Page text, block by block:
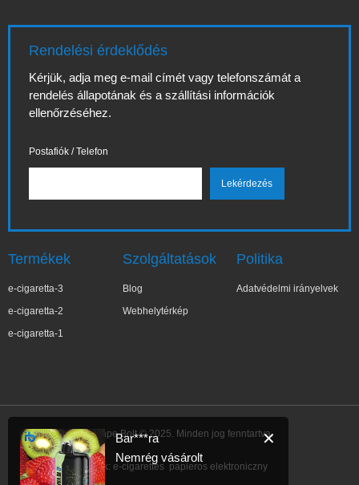
Rendelési érdeklődés
Kérjük, adja meg e-mail címét vagy telefonszámát a
rendelés állapotának és a szállítási információk
ellenőrzéséhez.
Postafiók / Telefon
Termékek
e-cigaretta-3
e-cigaretta-2
e-cigaretta-1
Szolgáltatások
Blog
Webhelytérkép
Politika
Adatvédelmi irányelvek
IBVape Bolt © 2025. Minden jog fenntartva.
Link: e-cigarettes papieros elektroniczny
✕
Bar***ra
Nemrég vásárolt